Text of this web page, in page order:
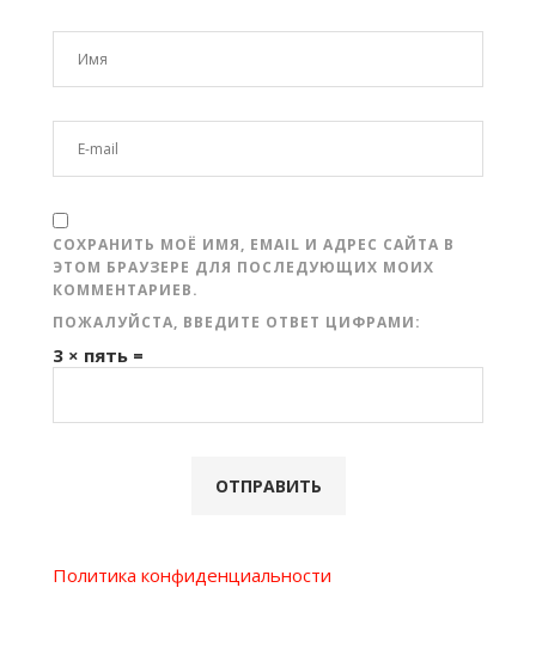
СОХРАНИТЬ МОЁ ИМЯ, EMAIL И АДРЕС САЙТА В
ЭТОМ БРАУЗЕРЕ ДЛЯ ПОСЛЕДУЮЩИХ МОИХ
КОММЕНТАРИЕВ.
ПОЖАЛУЙСТА, ВВЕДИТЕ ОТВЕТ ЦИФРАМИ:
3 × пять =
Политика конфиденциальности